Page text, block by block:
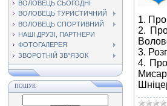
ВОЛОВЕЦЬ СЬОГОДНІ
ВОЛОВЕЦЬ ТУРИСТИЧНИЙ
ВОЛОВЕЦЬ СПОРТИВНИЙ
НАШІ ДРУЗІ, ПАРТНЕРИ
ФОТОГАЛЕРЕЯ
ЗВОРОТНІЙ ЗВ"ЯЗОК
ПОШУК
1. Про
2.
3.
4.